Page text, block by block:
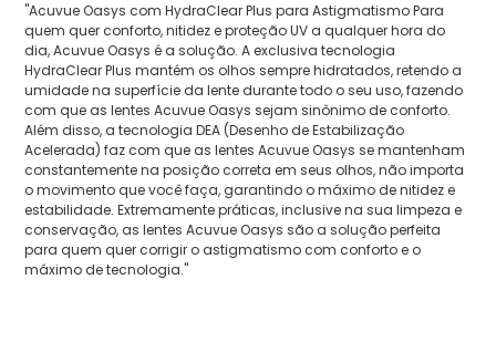
"Acuvue Oasys com HydraClear Plus para Astigmatismo Para
quem quer conforto, nitidez e proteção UV a qualquer hora do
dia, Acuvue Oasys é a solução. A exclusiva tecnologia
HydraClear Plus mantém os olhos sempre hidratados, retendo a
umidade na superfície da lente durante todo o seu uso, fazendo
com que as lentes Acuvue Oasys sejam sinônimo de conforto.
Além disso, a tecnologia DEA (Desenho de Estabilização
Acelerada) faz com que as lentes Acuvue Oasys se mantenham
constantemente na posição correta em seus olhos, não importa
o movimento que você faça, garantindo o máximo de nitidez e
estabilidade. Extremamente práticas, inclusive na sua limpeza e
conservação, as lentes Acuvue Oasys são a solução perfeita
para quem quer corrigir o astigmatismo com conforto e o
máximo de tecnologia."